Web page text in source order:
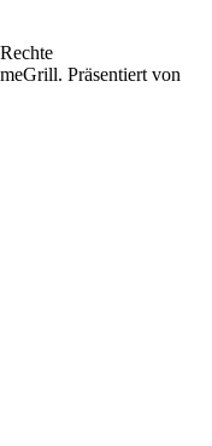
Präsentiert von